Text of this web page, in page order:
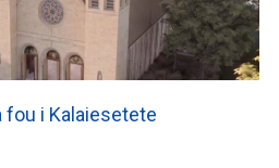
fou i Kalaiesetete